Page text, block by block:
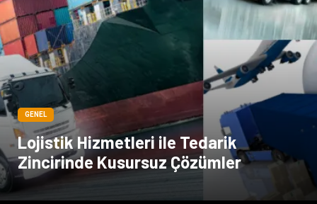
GENEL
Lojistik Hizmetleri ile Tedarik
Zincirinde Kusursuz Çözümler